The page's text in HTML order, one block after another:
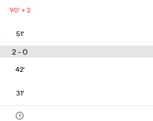
90' + 2
51'
2 - 0
42'
31'